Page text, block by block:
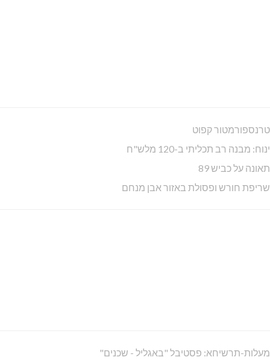
טרנספורמטור קפוט
ינוח: מבנה רב תכליתי ב-120 מלש"ח
תאונה על כביש 89
שריפת חורש ופסולת באזור אבן מנחם
מעלות-תרשיחא: פסטיבל "באגליל - שכנים"